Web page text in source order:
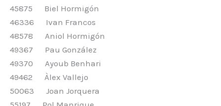
45875 Biel Hormigón
46336 Ivan Francos
48578 Aniol Hormigón
49367 Pau González
49370 Ayoub Benhari
49462 Àlex Vallejo
50063 Joan Jorquera